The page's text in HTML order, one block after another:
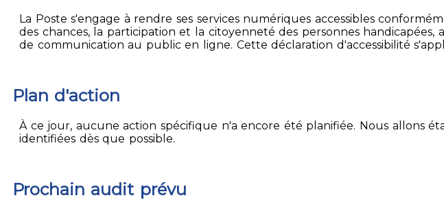
La Poste s'engage à rendre ses services numériques accessibles
des chances, la participation et la citoyenneté des personnes
de communication au public en ligne. Cette déclaration d'accessibilité
Plan d'action
À ce jour, aucune action spécifique n'a encore été planifiée. Nous allons
identifiées dès que possible.
Prochain audit prévu